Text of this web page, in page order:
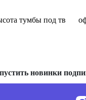
тумбы под тв
новинки